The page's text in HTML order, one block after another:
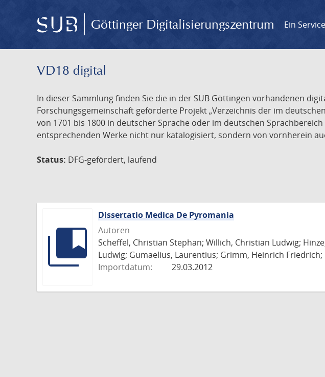
Göttinger Digitalisierungszentrum Ein
VD18 digital
In dieser Sammlung finden Sie die in der SUB Göttingen vorhandenen
Forschungsgemeinschaft geförderte Projekt „Verzeichnis der im
von 1701 bis 1800 in deutscher Sprache oder im deutschen
entsprechenden Werke nicht nur katalogisiert, sondern von vornherein
Status: DFG-gefördert, laufend
Dissertatio Medica De Pyromania
Autoren
Scheffel, Christian Stephan; Willich, Christian Ludwig;
Ludwig; Gumaelius, Laurentius; Grimm, Heinrich
Importdatum:
29.03.2012